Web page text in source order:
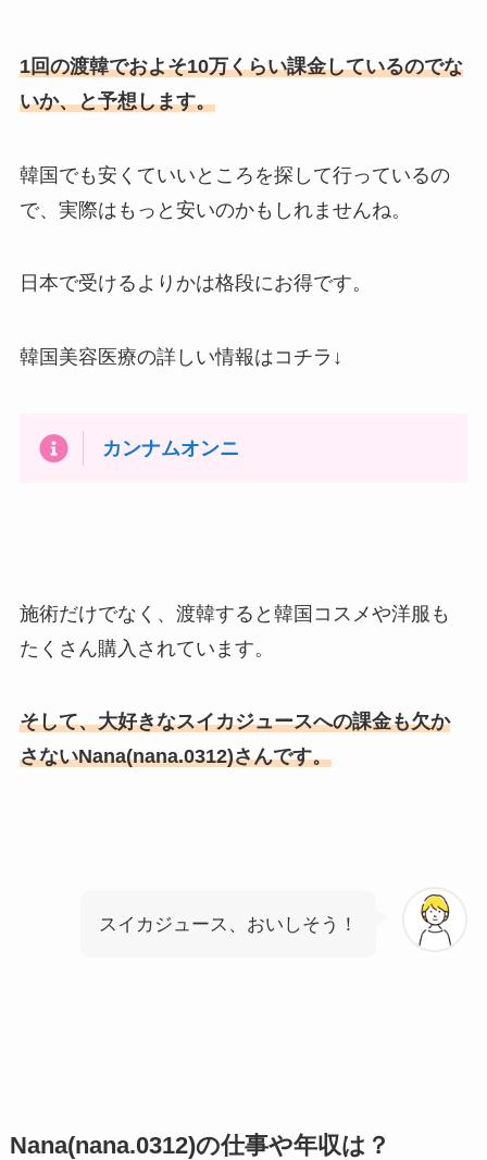
1回の渡韓でおよそ10万くらい課金しているのでな
いか、と予想します。
韓国でも安くていいところを探して行っているの
で、実際はもっと安いのかもしれませんね。
日本で受けるよりかは格段にお得です。
韓国美容医療の詳しい情報はコチラ↓
カンナムオンニ
施術だけでなく、渡韓すると韓国コスメや洋服も
たくさん購入されています。
そして、大好きなスイカジュースへの課金も欠か
さないNana(nana.0312)さんです。
スイカジュース、おいしそう！
Nana(nana.0312)の仕事や年収は？